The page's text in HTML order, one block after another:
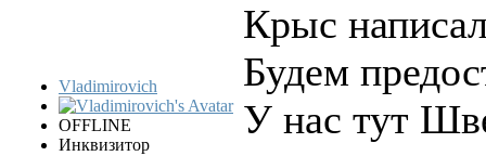
Vladimirovich
OFFLINE
Инквизитор
Крыс
Будем
У нас тут